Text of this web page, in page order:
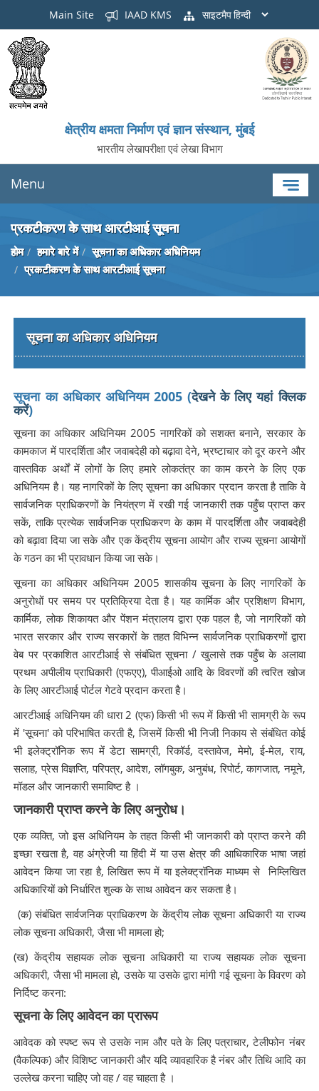
Main Site IAAD KMS साइटमैप
क्षेत्रीय क्षमता निर्माण एवं ज्ञान संस्थान, मुंबई
भारतीय लेखापरीक्षा एवं लेखा विभाग
Menu
प्रकटीकरण के साथ आरटीआई सूचना
होम हमारे बारे में
सूचना का अधिकार अधिनियम
प्रकटीकरण के साथ आरटीआई सूचना
सूचना का अधिकार अधिनियम
सूचना का अधिकार अधिनियम 2005 (देखने के लिए यहां क्लिक
करें)
सूचना का अधिकार अधिनियम 2005 नागरिकों को सशक्त बनाने, सरकार के
कामकाज में पारदर्शिता और जवाबदेही को बढ़ावा देने, भ्रष्टाचार को दूर करने और
वास्तविक अर्थों में लोगों के लिए हमारे लोकतंत्र का काम करने के लिए एक
अधिनियम है। यह नागरिकों के लिए सूचना का अधिकार प्रदान करता है ताकि वे
सार्वजनिक प्राधिकरणों के नियंत्रण में रखी गई जानकारी तक पहुँच प्राप्त कर
सकें, ताकि प्रत्येक सार्वजनिक प्राधिकरण के काम में पारदर्शिता और जवाबदेही
को बढ़ावा दिया जा सके और एक केंद्रीय सूचना आयोग और राज्य सूचना आयोगों
के गठन का भी प्रावधान किया जा सके।
सूचना का अधिकार अधिनियम 2005 शासकीय सूचना के लिए नागरिकों के
अनुरोधों पर समय पर प्रतिक्रिया देता है। यह कार्मिक और प्रशिक्षण विभाग,
कार्मिक, लोक शिकायत और पेंशन मंत्रालय द्वारा एक पहल है, जो नागरिकों को
भारत सरकार और राज्य सरकारों के तहत विभिन्न सार्वजनिक प्राधिकरणों द्वारा
वेब पर प्रकाशित आरटीआई से संबंधित सूचना / खुलासे तक पहुँच के अलावा
प्रथम अपीलीय प्राधिकारी (एफएए), पीआईओ आदि के विवरणों की त्वरित खोज
के लिए आरटीआई पोर्टल गेटवे प्रदान करता है।
आरटीआई अधिनियम की धारा 2 (एफ) किसी भी रूप में किसी भी सामग्री के रूप
में 'सूचना' को परिभाषित करती है, जिसमें किसी भी निजी निकाय से संबंधित कोई
भी इलेक्ट्रॉनिक रूप में डेटा सामग्री, रिकॉर्ड, दस्तावेज, मेमो, ई-मेल, राय,
सलाह, प्रेस विज्ञप्ति, परिपत्र, आदेश, लॉगबुक, अनुबंध, रिपोर्ट, कागजात, नमूने,
मॉडल और जानकारी समाविष्ट है ।
जानकारी प्राप्त करने के लिए अनुरोध।
एक व्यक्ति, जो इस अधिनियम के तहत किसी भी जानकारी को प्राप्त करने की
इच्छा रखता है, वह अंग्रेजी या हिंदी में या उस क्षेत्र की आधिकारिक भाषा जहां
आवेदन किया जा रहा है, लिखित रूप में या इलेक्ट्रॉनिक माध्यम से निम्लिखित
अधिकारियों को निर्धारित शुल्क के साथ आवेदन कर सकता है।
(क) संबंधित सार्वजनिक प्राधिकरण के केंद्रीय लोक सूचना अधिकारी या राज्य
लोक सूचना अधिकारी, जैसा भी मामला हो;
(ख) केंद्रीय सहायक लोक सूचना अधिकारी या राज्य सहायक लोक सूचना
अधिकारी, जैसा भी मामला हो, उसके या उसके द्वारा मांगी गई सूचना के विवरण को
निर्दिष्ट करना:
सूचना के लिए आवेदन का प्रारूप
आवेदक को स्पष्ट रूप से उसके नाम और पते के लिए पत्राचार, टेलीफोन नंबर
(वैकल्पिक) और विशिष्ट जानकारी और यदि व्यावहारिक है नंबर और तिथि आदि का
उल्लेख करना चाहिए जो वह / वह चाहता है ।